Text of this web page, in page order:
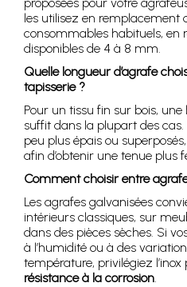
les utilisez en remplacement
consommables habituels, en
disponibles de 4 à 8 mm.
Quelle longueur d’agrafe
tapisserie ?
Pour un tissu fin sur bois,
suffit dans la plupart des
peu plus épais ou
afin d’obtenir une tenue plus
Comment choisir entre
Les agrafes galvanisées
intérieurs classiques, sur
dans des pièces sèches. Si
à l’humidité ou à des
température, privilégiez l’inox
résistance à la corrosion.